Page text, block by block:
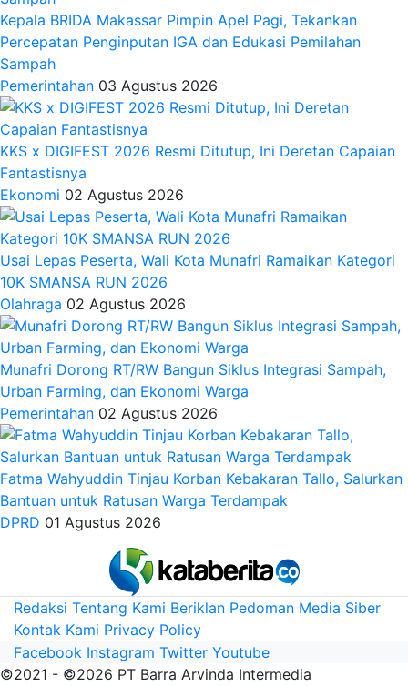
Kepala BRIDA Makassar Pimpin Apel Pagi, Tekankan
Percepatan Penginputan IGA dan Edukasi Pemilahan
Sampah
Pemerintahan 03 Agustus 2026
KKS x DIGIFEST 2026 Resmi Ditutup, Ini Deretan Capaian
Fantastisnya
Ekonomi 02 Agustus 2026
Usai Lepas Peserta, Wali Kota Munafri Ramaikan Kategori
10K SMANSA RUN 2026
Olahraga 02 Agustus 2026
Munafri Dorong RT/RW Bangun Siklus Integrasi Sampah,
Urban Farming, dan Ekonomi Warga
Pemerintahan 02 Agustus 2026
Fatma Wahyuddin Tinjau Korban Kebakaran Tallo, Salurkan
Bantuan untuk Ratusan Warga Terdampak
DPRD 01 Agustus 2026
Redaksi Tentang Kami Beriklan Pedoman Media Siber
Kontak Kami Privacy Policy
Facebook Instagram Twitter Youtube
©2021 - ©2026 PT Barra Arvinda Intermedia